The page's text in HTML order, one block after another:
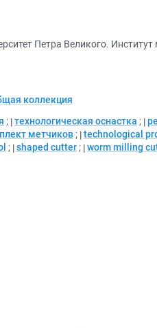
Петра Великого.
коллекция
; технологическая оснастка ;
метчиков ; technological
; shaped cutter ; worm milling